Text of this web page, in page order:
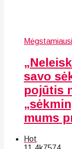
Mėgstamiausi
savo
pojūtis
mums
Hot